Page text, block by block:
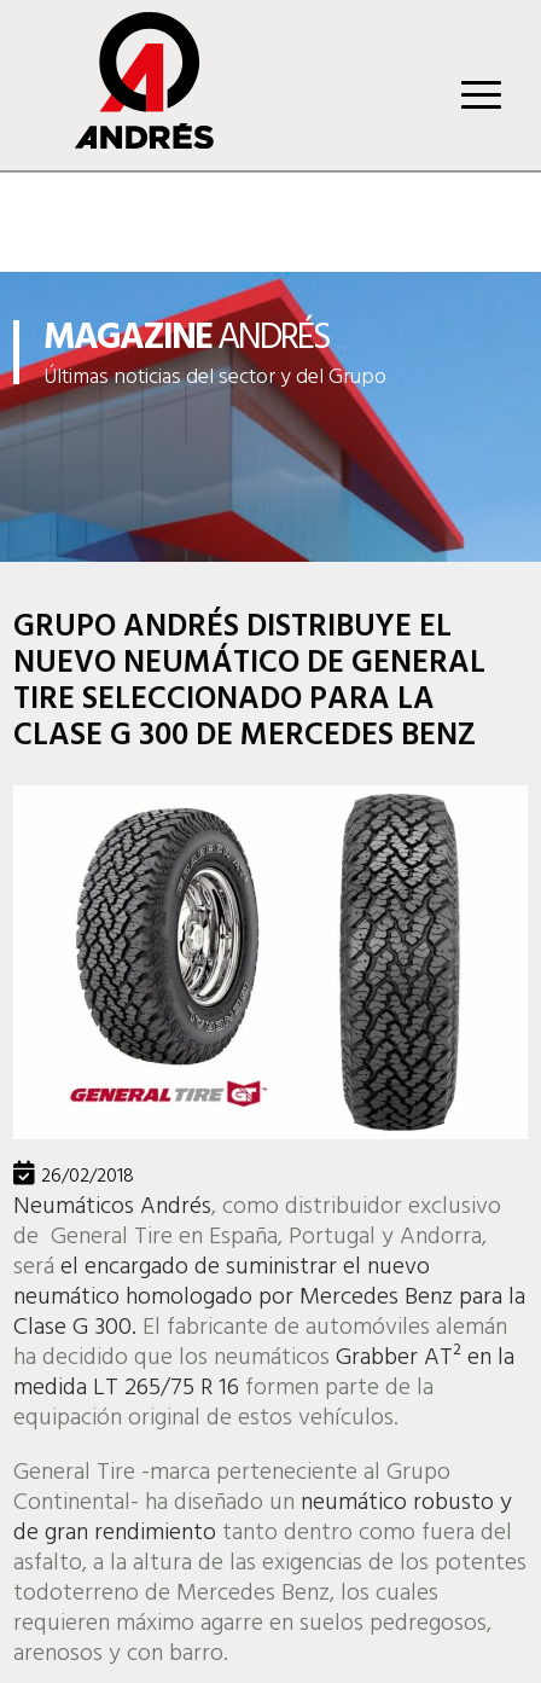
MAGAZINEANDRÉS
Últimas noticias del sector y del Grupo
GRUPO ANDRÉS DISTRIBUYE EL
NUEVO NEUMÁTICO DE GENERAL
TIRE SELECCIONADO PARA LA
CLASE G 300 DE MERCEDES BENZ
26/02/2018
Neumáticos Andrés, como distribuidor exclusivo
de General Tire en España, Portugal y Andorra,
seráel encargado de suministrar el nuevo
neumático homologado por Mercedes Benz para la
Clase G 300. El fabricante de automóviles alemán
ha decidido que los neumáticosGrabber AT² en la
medida LT 265/75 R 16 formen parte de la
equipación original de estos vehículos.
General Tire -marca perteneciente al Grupo
Continental- ha diseñado un neumático robusto y
de gran rendimiento tanto dentro como fuera del
asfalto, a la altura de las exigencias de los potentes
todoterreno de Mercedes Benz, los cuales
requieren máximo agarre en suelos pedregosos,
arenosos y con barro.